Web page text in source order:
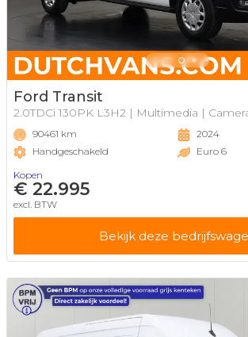
Ford Transit
2.0TDCi 130PK L3H2 | Multimedia |
90461 km
Handgeschakeld
2024
Euro 6
Kopen
€ 22.995
excl. BTW
Bekijk deze